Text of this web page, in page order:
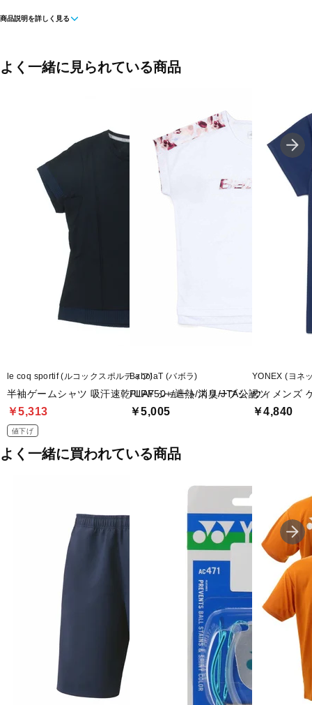
■カラー(メーカー表記):
■メーカー型番：BWG6327
商品説明を詳しく見る
よく一緒に見られている商品
le coq sportif (ルコックスポルティフ)
半袖ゲームシャツ 吸汗速乾/UPF50+/遮熱/消臭/JTA公認
￥5,313
値下げ
BabolaT (バボラ)
PLAY ショートスリーブシャツ
￥5,005
YONEX (ヨネ
ウィメンズ
￥4,840
よく一緒に買われている商品